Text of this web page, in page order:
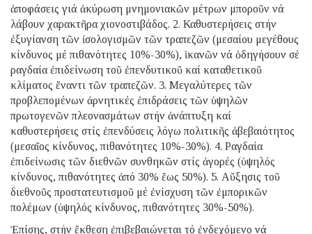
ἀποφάσεις γιά ἀκύρωση μνημονιακῶν μέτρων μποροῦν νά
λάβουν χαρακτῆρα χιονοστιβάδος. 2. Καθυστερήσεις στήν
ἐξυγίανση τῶν ἰσολογισμῶν τῶν τραπεζῶν (μεσαίου μεγέθους
κίνδυνος μέ πιθανότητες 10%-30%), ἱκανῶν νά ὁδηγήσουν σέ
ραγδαία ἐπιδείνωση τοῦ ἐπενδυτικοῦ καί καταθετικοῦ
κλίματος ἔναντι τῶν τραπεζῶν. 3. Μεγαλύτερες τῶν
προβλεπομένων ἀρνητικές ἐπιδράσεις τῶν ὑψηλῶν
πρωτογενῶν πλεονασμάτων στήν ἀνάπτυξη καί
καθυστερήσεις στίς ἐπενδύσεις λόγω πολιτικῆς ἀβεβαιότητος
(μεσαῖος κίνδυνος, πιθανότητες 10%-30%). 4. Ραγδαία
ἐπιδείνωσις τῶν διεθνῶν συνθηκῶν στίς ἀγορές (ὑψηλός
κίνδυνος, πιθανότητες ἀπό 30% ἕως 50%). 5. Αὔξησις τοῦ
διεθνοῦς προστατευτισμοῦ μέ ἐνίσχυση τῶν ἐμπορικῶν
πολέμων (ὑψηλός κίνδυνος, πιθανότητες 30%-50%).
Ἐπίσης, στήν ἔκθεση ἐπιβεβαιώνεται τό ἐνδεχόμενο νά